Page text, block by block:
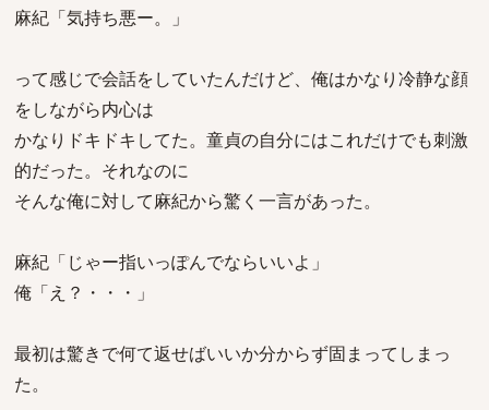
麻紀「気持ち悪ー。」
って感じで会話をしていたんだけど、俺はかなり冷静な顔
をしながら内心は
かなりドキドキしてた。童貞の自分にはこれだけでも刺激
的だった。それなのに
そんな俺に対して麻紀から驚く一言があった。
麻紀「じゃー指いっぽんでならいいよ」
俺「え？・・・」
最初は驚きで何て返せばいいか分からず固まってしまっ
た。